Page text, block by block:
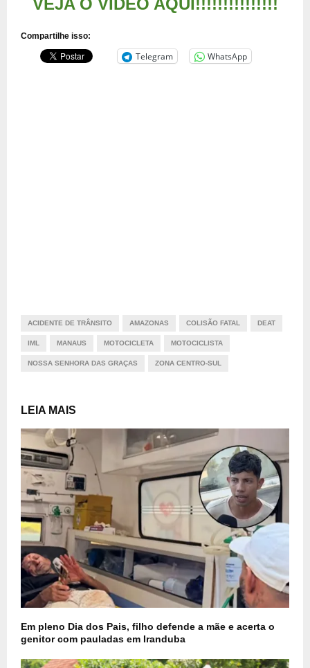
VEJA O VÍDEO AQUI!!!!!!!!!!!!!!!
Compartilhe isso:
Telegram WhatsApp
ACIDENTE DE TRÂNSITO AMAZONAS COLISÃO FATAL DEAT
IML MANAUS MOTOCICLETA MOTOCICLISTA
NOSSA SENHORA DAS GRAÇAS ZONA CENTRO-SUL
LEIA MAIS
Em pleno Dia dos Pais, filho defende a mãe e acerta o
genitor com pauladas em Iranduba